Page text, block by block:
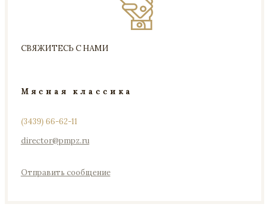
СВЯЖИТЕСЬ С НАМИ
Мясная классика
(3439) 66-62-11
director@pmpz.ru
Отправить сообщение